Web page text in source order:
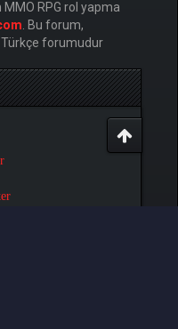
RPG rol yapma
. Bu forum,
forumudur